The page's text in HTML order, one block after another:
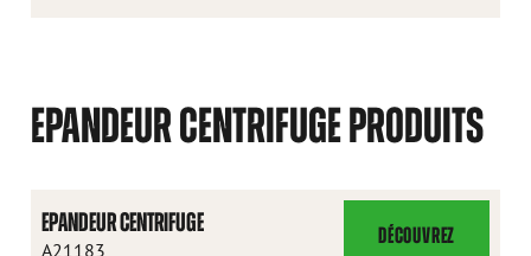
EPANDEUR CENTRIFUGE PRODUITS
EPANDEUR CENTRIFUGE
A21183
DÉCOUVREZ
EPANDEUR